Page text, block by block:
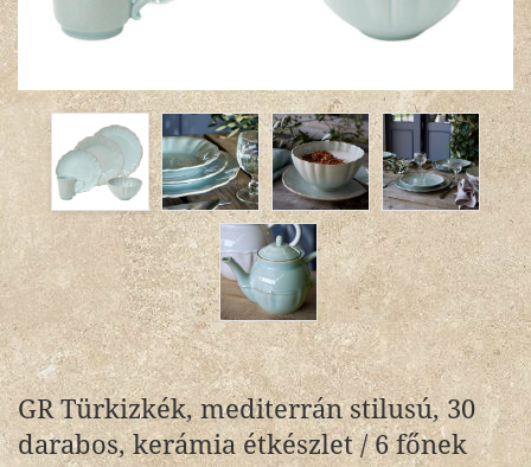
GR Türkizkék, mediterrán stilusú, 30
darabos, kerámia étkészlet / 6 főnek